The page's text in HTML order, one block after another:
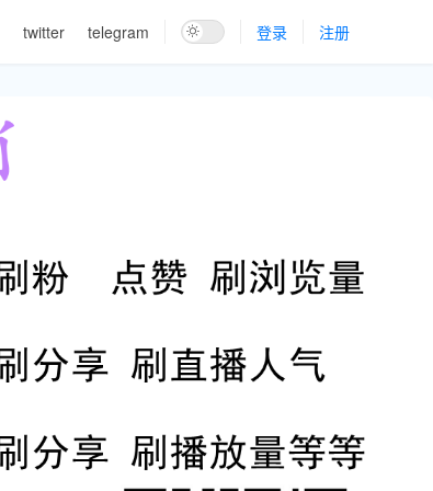
twitter telegram 登录 注册